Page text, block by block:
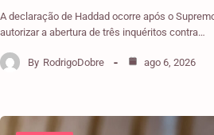
A declaração de Haddad ocorre após o
autorizar a abertura de três inquéritos contra…
By RodrigoDobre ago 6, 2026